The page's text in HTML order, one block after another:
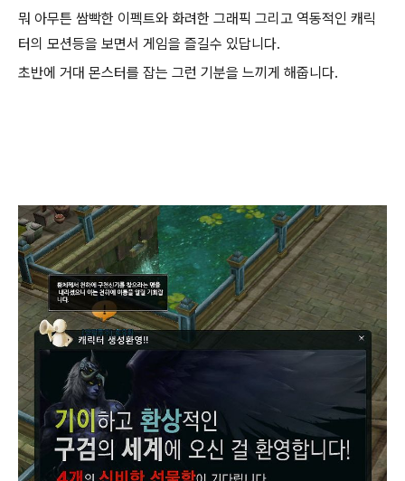
뭐 아무튼 쌈빡한 이펙트와 화려한 그래픽 그리고 역동적인 캐릭
터의 모션등을 보면서 게임을 즐길수 있답니다.
초반에 거대 몬스터를 잡는 그런 기분을 느끼게 해줍니다.